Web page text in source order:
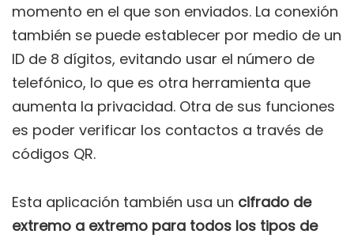
momento en el que son enviados. La conexión
también se puede establecer por medio de un
ID de 8 dígitos, evitando usar el número de
telefónico, lo que es otra herramienta que
aumenta la privacidad. Otra de sus funciones
es poder verificar los contactos a través de
códigos QR.
Esta aplicación también usa un cifrado de
extremo a extremo para todos los tipos de